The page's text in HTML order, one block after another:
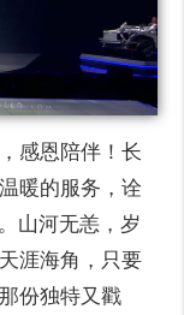
感恩陪伴！长
暖的服务，诠
山河无恙，岁
涯海角，只要
份独特又戳